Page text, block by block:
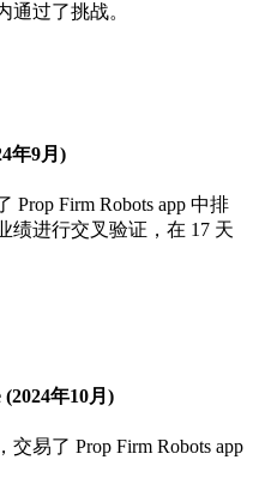
通过了挑战。
年9月)
Firm Robots app 中排
绩进行交叉验证，在 17 天
年10月)
易了 Prop Firm Robots app